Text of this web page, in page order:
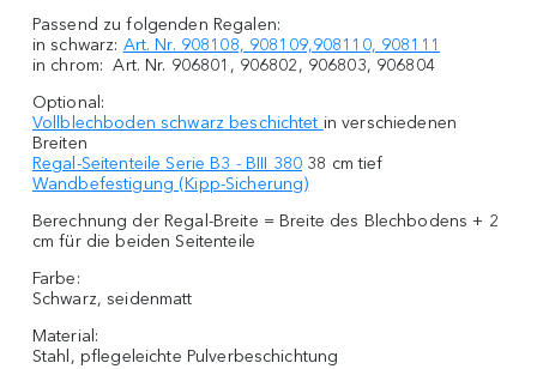
Passend zu folgenden Regalen:
in schwarz: Art. Nr. 908108, 908109,908110, 908111
in chrom: Art. Nr. 906801, 906802, 906803, 906804
Optional:
Vollblechboden schwarz beschichtet in verschiedenen
Breiten
Regal-Seitenteile Serie B3 - BIII 380 38 cm tief
Wandbefestigung (Kipp-Sicherung)
Berechnung der Regal-Breite = Breite des Blechbodens + 2
cm für die beiden Seitenteile
Farbe:
Schwarz, seidenmatt
Material:
Stahl, pflegeleichte Pulverbeschichtung